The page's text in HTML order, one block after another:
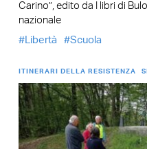
Carino”, edito da I libri di
nazionale
Libertà
Scuola
ITINERARI DELLA RESISTENZA